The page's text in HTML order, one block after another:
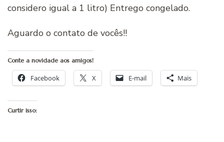
considero igual a 1 litro) Entrego congelado.
Aguardo o contato de vocês!!
Conte a novidade aos amigos!
Facebook X E-mail Mais
Curtir isso: